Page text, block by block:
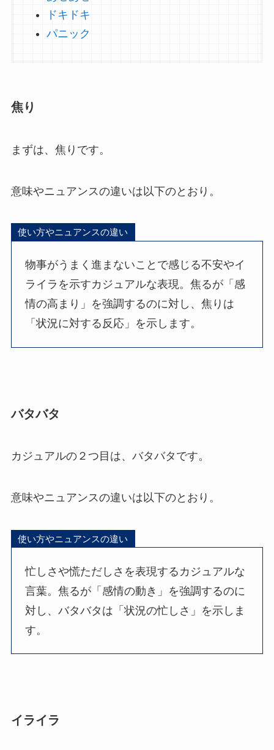
ドキドキ
パニック
焦り
まずは、焦りです。
意味やニュアンスの違いは以下のとおり。
使い方やニュアンスの違い
物事がうまく進まないことで感じる不安やイ
ライラを示すカジュアルな表現。焦るが「感
情の高まり」を強調するのに対し、焦りは
「状況に対する反応」を示します。
バタバタ
カジュアルの２つ目は、バタバタです。
意味やニュアンスの違いは以下のとおり。
使い方やニュアンスの違い
忙しさや慌ただしさを表現するカジュアルな
言葉。焦るが「感情の動き」を強調するのに
対し、バタバタは「状況の忙しさ」を示しま
す。
イライラ